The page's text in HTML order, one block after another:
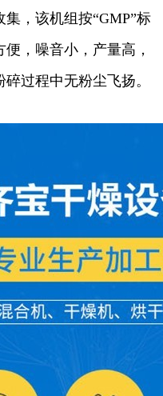
，该机组按“GMP”标
，噪音小，产量高，
过程中无粉尘飞扬。